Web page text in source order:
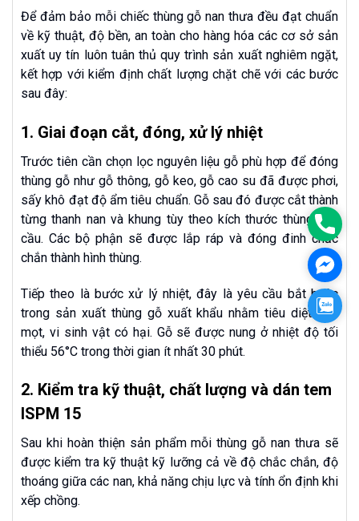
Để đảm bảo mỗi chiếc thùng gỗ nan thưa đều đạt chuẩn
về kỹ thuật, độ bền, an toàn cho hàng hóa các cơ sở sản
xuất uy tín luôn tuân thủ quy trình sản xuất nghiêm ngặt,
kết hợp với kiểm định chất lượng chặt chẽ với các bước
sau đây:
1. Giai đoạn cắt, đóng, xử lý nhiệt
Trước tiên cần chọn lọc nguyên liệu gỗ phù hợp để đóng
thùng gỗ như gỗ thông, gỗ keo, gỗ cao su đã được phơi,
sấy khô đạt độ ẩm tiêu chuẩn. Gỗ sau đó được cắt thành
từng thanh nan và khung tùy theo kích thước thùng yêu
cầu. Các bộ phận sẽ được lắp ráp và đóng đinh chắc
chắn thành hình thùng.
Tiếp theo là bước xử lý nhiệt, đây là yêu cầu bắt buộc
trong sản xuất thùng gỗ xuất khẩu nhằm tiêu diệt mối
mọt, vi sinh vật có hại. Gỗ sẽ được nung ở nhiệt độ tối
thiểu 56°C trong thời gian ít nhất 30 phút.
2. Kiểm tra kỹ thuật, chất lượng và dán tem
ISPM 15
Sau khi hoàn thiện sản phẩm mỗi thùng gỗ nan thưa sẽ
được kiểm tra kỹ thuật kỹ lưỡng cả về độ chắc chắn, độ
thoáng giữa các nan, khả năng chịu lực và tính ổn định khi
xếp chồng.
Zalo